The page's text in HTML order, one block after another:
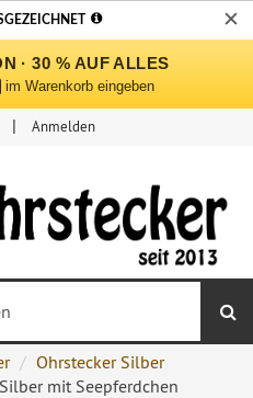
✕
· 30 % AUF ALLES
im Warenkorb eingeben
Anmelden
Ohrstecker Silber
mit Seepferdchen